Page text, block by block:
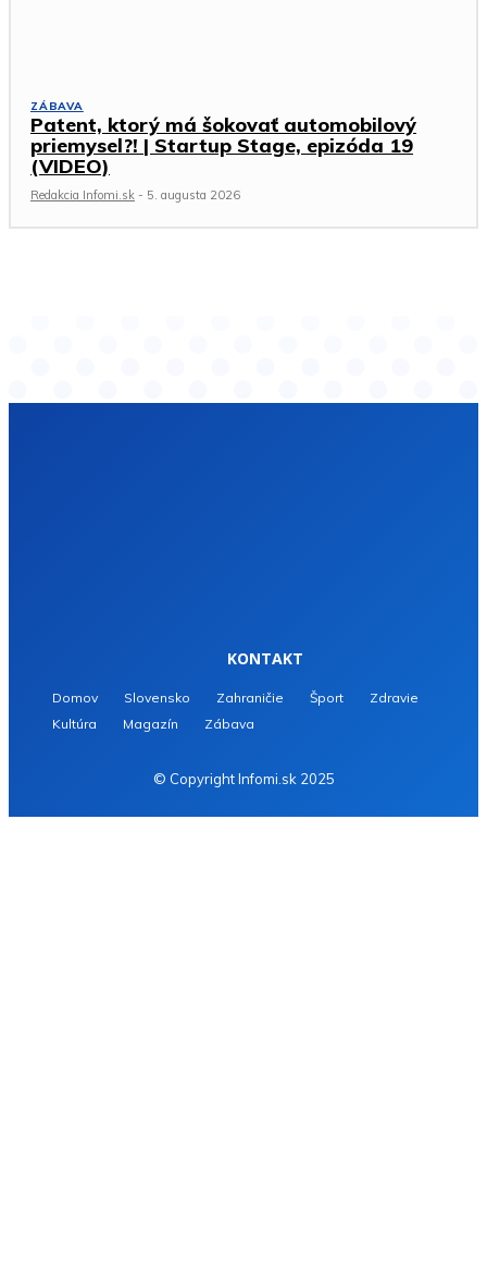
ZÁBAVA
Patent, ktorý má šokovať automobilový
priemysel?! | Startup Stage, epizóda 19
(VIDEO)
Redakcia Infomi.sk - 5. augusta 2026
KONTAKT
Domov Slovensko Zahraničie Šport
Zdravie
Kultúra
Magazín Zábava
© Copyright Infomi.sk 2025